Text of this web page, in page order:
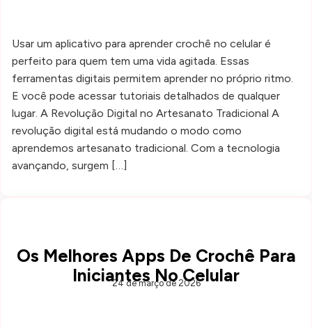
Usar um aplicativo para aprender crochê no celular é
perfeito para quem tem uma vida agitada. Essas
ferramentas digitais permitem aprender no próprio ritmo.
E você pode acessar tutoriais detalhados de qualquer
lugar. A Revolução Digital no Artesanato Tradicional A
revolução digital está mudando o modo como
aprendemos artesanato tradicional. Com a tecnologia
avançando, surgem […]
Os Melhores Apps De Crochê Para
Iniciantes No Celular
24 de março de 2026